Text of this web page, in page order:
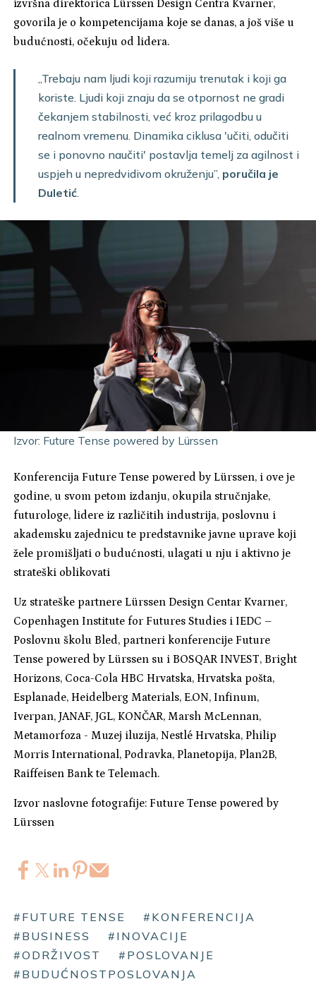
izvršna direktorica Lürssen Design Centra Kvarner,
govorila je o kompetencijama koje se danas, a još više u
budućnosti, očekuju od lidera.
„Trebaju nam ljudi koji razumiju trenutak i koji ga
koriste. Ljudi koji znaju da se otpornost ne gradi
čekanjem stabilnosti, već kroz prilagodbu u
realnom vremenu. Dinamika ciklusa 'učiti, odučiti
se i ponovno naučiti' postavlja temelj za agilnost i
uspjeh u nepredvidivom okruženju”, poručila je
Duletić.
Izvor: Future Tense powered by Lürssen
Konferencija Future Tense powered by Lürssen, i ove je
godine, u svom petom izdanju, okupila stručnjake,
futurologe, lidere iz različitih industrija, poslovnu i
akademsku zajednicu te predstavnike javne uprave koji
žele promišljati o budućnosti, ulagati u nju i aktivno je
strateški oblikovati
Uz strateške partnere Lürssen Design Centar Kvarner,
Copenhagen Institute for Futures Studies i IEDC –
Poslovnu školu Bled, partneri konferencije Future
Tense powered by Lürssen su i BOSQAR INVEST, Bright
Horizons, Coca-Cola HBC Hrvatska, Hrvatska pošta,
Esplanade, Heidelberg Materials, E.ON, Infinum,
Iverpan, JANAF, JGL, KONČAR, Marsh McLennan,
Metamorfoza - Muzej iluzija, Nestlé Hrvatska, Philip
Morris International, Podravka, Planetopija, Plan2B,
Raiffeisen Bank te Telemach.
Izvor naslovne fotografije: Future Tense powered by
Lürssen
#FUTURE TENSE
#KONFERENCIJA
#BUSINESS
#INOVACIJE
#ODRŽIVOST
#POSLOVANJE
#BUDUĆNOSTPOSLOVANJA